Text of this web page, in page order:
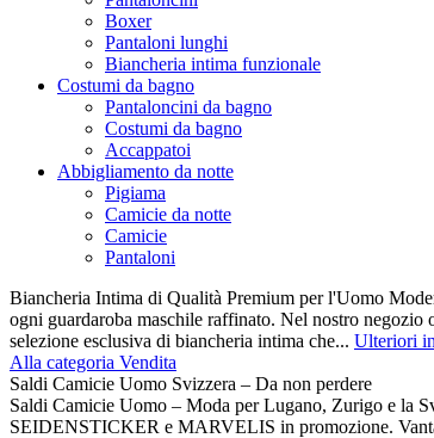
Boxer
Pantaloni lunghi
Biancheria intima funzionale
Costumi da bagno
Pantaloncini da bagno
Costumi da bagno
Accappatoi
Abbigliamento da notte
Pigiama
Camicie da notte
Camicie
Pantaloni
Biancheria Intima di Qualità Premium per l'Uomo
ogni guardaroba maschile raffinato. Nel nostro negozio
selezione esclusiva di biancheria intima che... Ulteriori
Alla categoria Vendita
Saldi Camicie Uomo Svizzera – Da non perdere
Saldi Camicie Uomo – Moda per Lugano, Zurigo e la
SEIDENSTICKER e MARVELIS in promozione.